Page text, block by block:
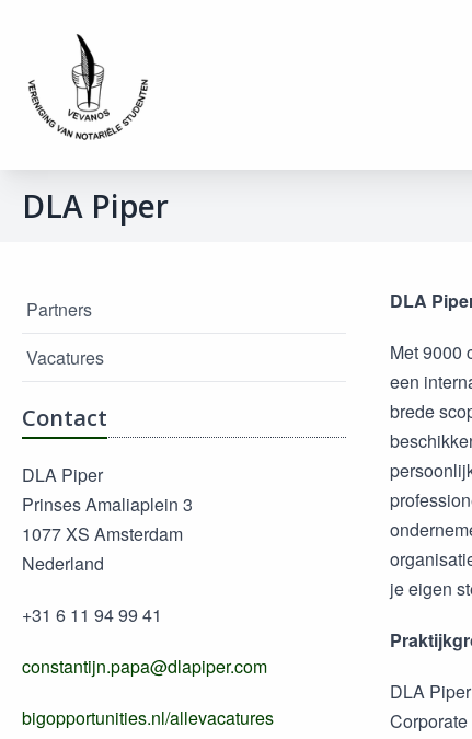
DLA Piper
Partners
Vacatures
Contact
DLA Piper
Prinses Amaliaplein 3
1077 XS Amsterdam
Nederland
+31 6 11 94 99 41
constantijn.papa@dlapiper.com
bigopportunities.nl/allevacatures
DLA
Met 9000
een
brede
je eigen
DLA